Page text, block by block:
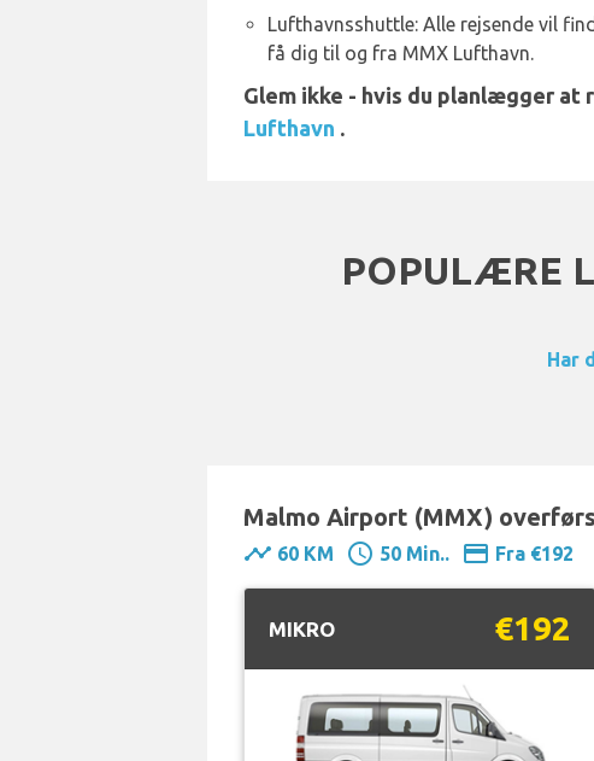
Lufthavnsshuttle: Alle rejsende vil
få dig til og fra MMX Lufthavn.
Glem ikke - hvis du planlægger
Lufthavn .
POPULÆRE
Har
Malmo Airport (MMX)
timeline 60 KM schedule 50 Min.. payment Fra €192
MIKRO €192
group business_center